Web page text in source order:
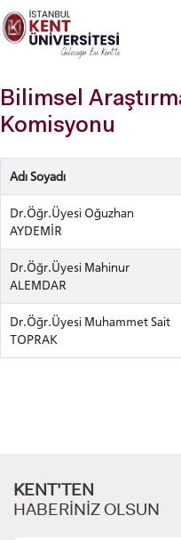
Lütfen
dikkat:
Bu
bir
erişilebilirlik
sistemi
Bilimsel
Komisyonu
Adı Soyadı
Dr.Öğr.Üyesi Oğuzhan
AYDEMİR
Dr.Öğr.Üyesi Mahinur
ALEMDAR
Dr.Öğr.Üyesi Muhammet Sait
TOPRAK
KENT’TEN
HABERİNİZ OLSUN